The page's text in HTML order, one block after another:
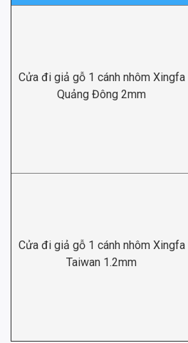
Cửa đi giả gỗ 1 cánh nhôm Xingfa
Quảng Đông 2mm
Cửa đi giả gỗ 1 cánh nhôm Xingfa
Taiwan 1.2mm